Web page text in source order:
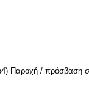
Παροχή / πρόσβαση